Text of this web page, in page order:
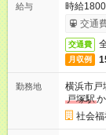
給与
時給
交通
交通費
月収例
勤務地
横浜市戸
戸塚駅
社会